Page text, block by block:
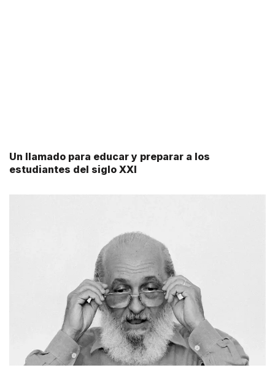
Un llamado para educar y preparar a los
estudiantes del siglo XXI